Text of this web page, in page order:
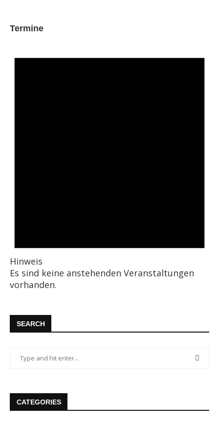
Termine
Hinweis
Es sind keine anstehenden Veranstaltungen
vorhanden.
SEARCH
CATEGORIES